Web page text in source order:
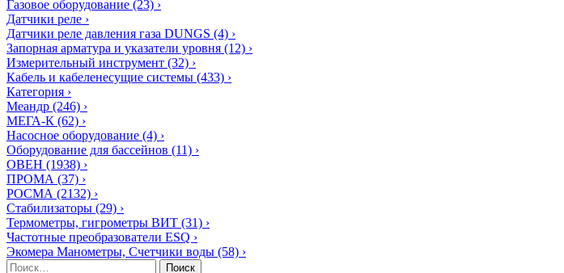
Газовое оборудование (23) ›
Датчики реле ›
Датчики реле давления газа DUNGS (4) ›
Запорная арматура и указатели уровня (12) ›
Измерительный инструмент (32) ›
Кабель и кабеленесущие системы (433) ›
Категория ›
Меандр (246) ›
МЕГА-К (62) ›
Насосное оборудование (4) ›
Оборудование для бассейнов (11) ›
ОВЕН (1938) ›
ПРОМА (37) ›
РОСМА (2132) ›
Стабилизаторы (29) ›
Термометры, гигрометры ВИТ (31) ›
Частотные преобразователи ESQ ›
Экомера Манометры, Счетчики воды (58) ›
Найти: